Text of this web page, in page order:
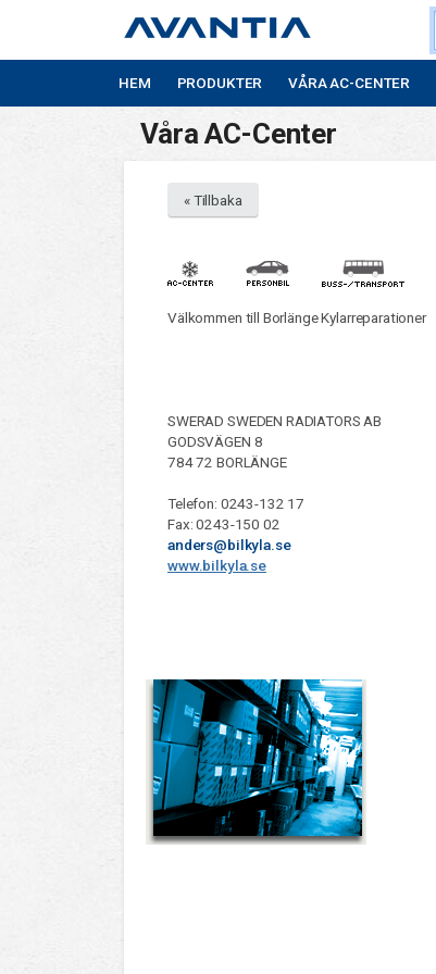
HEM PRODUKTER VÅRA AC-CENTER
Våra AC-Center
« Tillbaka
Välkommen till Borlänge Kylarreparationer
SWERAD SWEDEN RADIATORS AB
GODSVÄGEN 8
784 72 BORLÄNGE
Telefon: 0243-132 17
Fax: 0243-150 02
anders@bilkyla.se
www.bilkyla.se